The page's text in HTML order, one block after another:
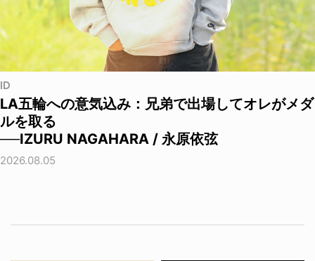
ID
LA五輪への意気込み：兄弟で出場してオレがメダ
ルを取る
──IZURU NAGAHARA / 永原依弦
2026.08.05